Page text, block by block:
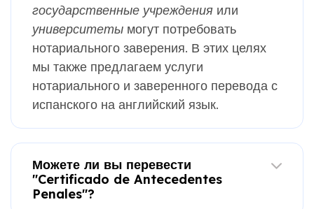
государственные учрежденияили
университетымогут потребовать
нотариального заверения. В этих целях
мы также предлагаем услуги
нотариального и заверенного перевода с
испанского на английский язык.
Можете ли вы перевести
"Certificado de Antecedentes
Penales"?